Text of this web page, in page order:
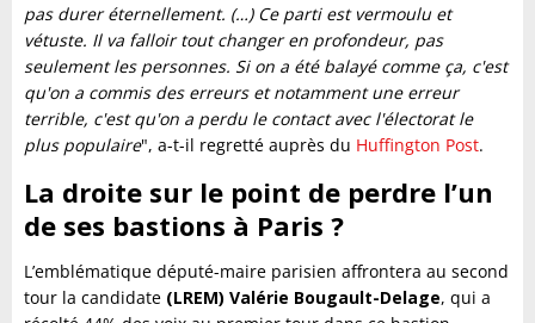
pas durer éternellement. (…) Ce parti est vermoulu et
vétuste. Il va falloir tout changer en profondeur, pas
seulement les personnes. Si on a été balayé comme ça, c'est
qu'on a commis des erreurs et notamment une erreur
terrible, c'est qu'on a perdu le contact avec l'électorat le
plus populaire", a-t-il regretté auprès du Huffington Post.
La droite sur le point de perdre l’un
de ses bastions à Paris ?
L’emblématique député-maire parisien affrontera au second
tour la candidate (LREM) Valérie Bougault-Delage, qui a